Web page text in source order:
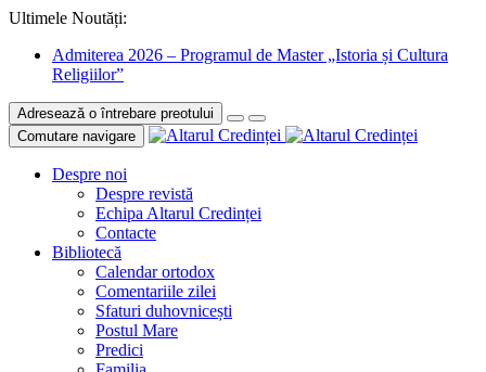
Ultimele Noutăți:
Admiterea 2026 – Programul de Master „Istoria și Cultura
Religiilor”
Adresează o întrebare preotului
Comutare navigare
Despre noi
Despre revistă
Echipa Altarul Credinței
Contacte
Bibliotecă
Calendar ortodox
Comentariile zilei
Sfaturi duhovnicești
Postul Mare
Predici